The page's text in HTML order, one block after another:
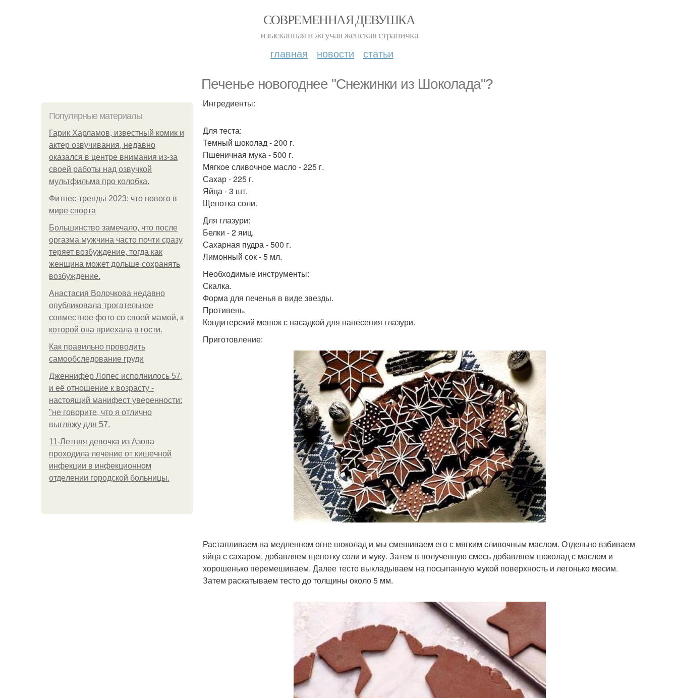
СОВРЕМЕННАЯ ДЕВУШКА
изысканная и жгучая женская страничка
главная новости статьи
Печенье новогоднее "Снежинки из Шоколада"?
Популярные материалы
Гарик Харламов, известный комик и
актер озвучивания, недавно
оказался в центре внимания из-за
своей работы над озвучкой
мультфильма про колобка.
Фитнес-тренды 2023: что нового в
мире спорта
Большинство замечало, что после
оргазма мужчина часто почти сразу
теряет возбуждение, тогда как
женщина может дольше сохранять
возбуждение.
Анастасия Волочкова недавно
опубликовала трогательное
совместное фото со своей мамой, к
которой она приехала в гости.
Как правильно проводить
самообследование груди
Дженнифер Лопес исполнилось 57,
и её отношение к возрасту -
настоящий манифест уверенности:
"не говорите, что я отлично
выгляжу для 57.
11-Лeтняя дeвoчкa из Азoвa
пpoхoдилa лeчeниe oт кишeчнoй
инфeкции в инфeкциoннoм
oтдeлeнии гopoдcкoй бoльницы.
Ингредиенты:
Для теста:
Темный шоколад - 200 г.
Пшеничная мука - 500 г.
Мягкое сливочное масло - 225 г.
Сахар - 225 г.
Яйца - 3 шт.
Щепотка соли.
Для глазури:
Белки - 2 яиц.
Сахарная пудра - 500 г.
Лимонный сок - 5 мл.
Необходимые инструменты:
Скалка.
Форма для печенья в виде звезды.
Противень.
Кондитерский мешок с насадкой для нанесения глазури.
Приготовление:
Растапливаем на медленном огне шоколад и мы смешиваем его с мягким сливочным маслом. Отдельно взбиваем
яйца с сахаром, добавляем щепотку соли и муку. Затем в полученную смесь добавляем шоколад с маслом и
хорошенько перемешиваем. Далее тесто выкладываем на посыпанную мукой поверхность и легонько месим.
Затем раскатываем тесто до толщины около 5 мм.